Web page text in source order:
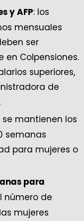
y AFP: los
mensuales
ser
Colpensiones.
superiores,
de
se mantienen los
semanas
para mujeres o
para
número de
mujeres